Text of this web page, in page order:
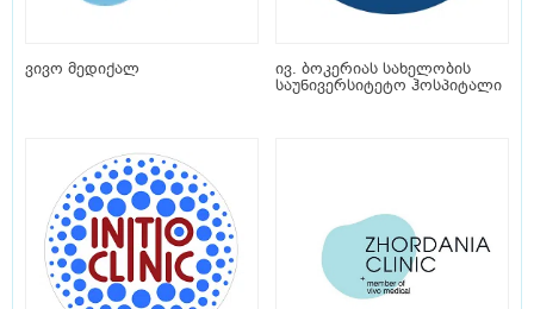
ვივო მედიქალ
ივ. ბოკერიას სახელობის
საუნივერსიტეტო ჰოსპიტალი